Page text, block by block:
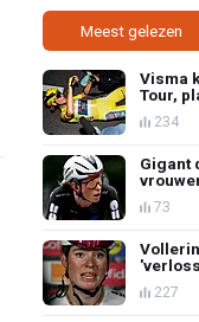
Meest gelezen
Visma
Tour,
234
Gigant
73
227